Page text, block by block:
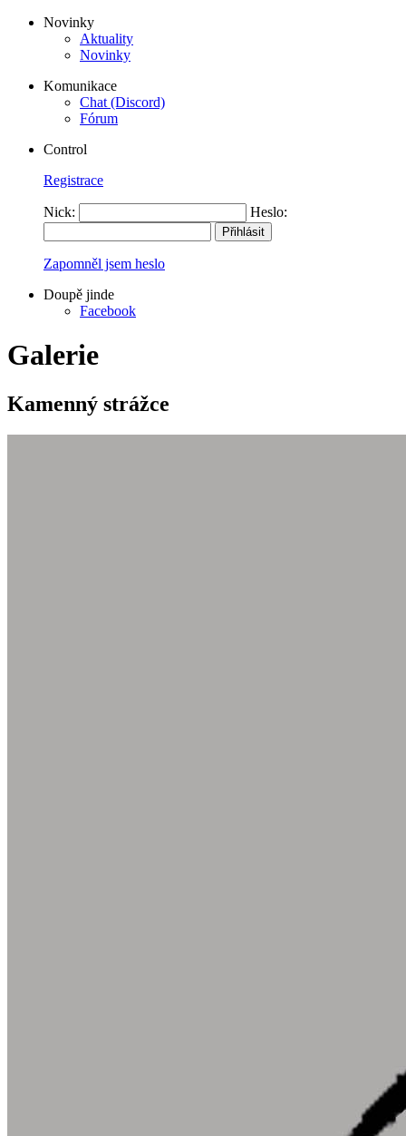
Novinky
Aktuality
Novinky
Komunikace
Chat (Discord)
Fórum
Control
Registrace
Nick: Heslo:
Zapomněl jsem heslo
Doupě jinde
Facebook
Galerie
Kamenný strážce